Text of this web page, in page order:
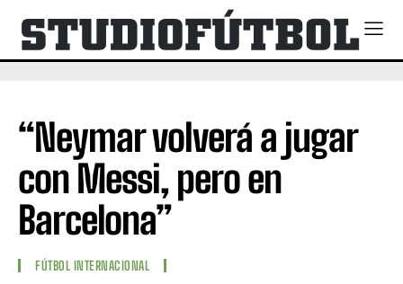
“Neymar volverá a jugar
con Messi, pero en
Barcelona”
FÚTBOL INTERNACIONAL